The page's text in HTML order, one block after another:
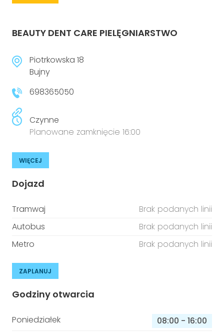
BEAUTY DENT CARE PIELĘGNIARSTWO
Piotrkowska 18
Bujny
698365050
Czynne
Planowane zamknięcie 16:00
WIĘCEJ
Dojazd
Tramwaj
Brak podanych linii
Autobus
Brak podanych linii
Metro
Brak podanych linii
ZAPLANUJ
Godziny otwarcia
Poniedziałek 08:00 - 16:00